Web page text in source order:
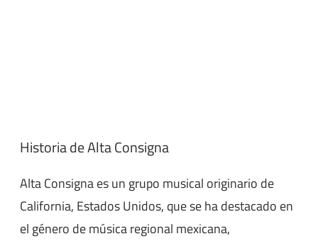
Historia de Alta Consigna
Alta Consigna es un grupo musical originario de
California, Estados Unidos, que se ha destacado en
el género de música regional mexicana,